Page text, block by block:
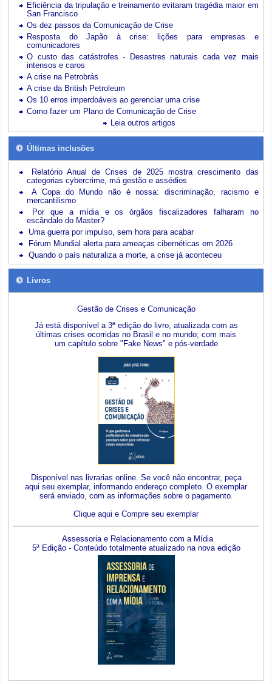
Eficiência da tripulação e treinamento evitaram tragédia maior em
San Francisco
Os dez passos da Comunicação de Crise
Resposta do Japão à crise: lições para empresas e
comunicadores
O custo das catástrofes -
Desastres naturais cada vez mais
intensos e caros
A crise na Petrobrás
A crise da British Petroleum
Os 10 erros imperdoáveis ao gerenciar uma crise
Como fazer um Plano de Comunicação de Crise
Leia outros artigos
Últimas inclusões
Relatório Anual de Crises de 2025 mostra crescimento das
categorias cybercrime, má gestão e assédios
A Copa do Mundo não é nossa: discriminação, racismo e
mercantilismo
Por que a mídia e os órgãos fiscalizadores falharam no
escândalo do Master?
Uma guerra por impulso, sem hora para acabar
Fórum Mundial alerta para ameaças cibernéticas em 2026
Quando o país naturaliza a morte, a crise já aconteceu
Livros
Gestão de Crises e Comunicação
Já está disponível a 3ª edição do livro, atualizada com as
últimas crises ocorridas no Brasil e no mundo; com mais
um capítulo sobre "Fake News" e pós-verdade
Disponível nas livrarias online. Se você não encontrar, peça
aqui seu exemplar, informando endereço completo. O exemplar
será enviado, com as informações sobre o pagamento.
Clique aqui e Compre seu exemplar
Assessoria e Relacionamento com a Mídia
5ª Edição - Conteúdo totalmente atualizado na nova edição